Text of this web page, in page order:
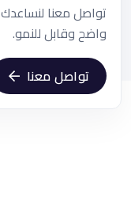
تواصل معنا
واضح وقابل للنمو.
تواصل معنا